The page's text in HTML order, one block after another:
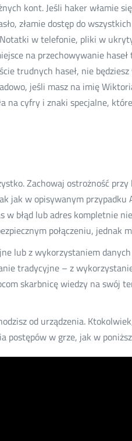
kont. Jeśli haker włamie
złamie dostęp do
Notatki w telefonie, pliki w
na przechowywanie haseł
trudnych haseł, nie
jeśli masz na imię
na cyfry i znaki specjalne,
Zachowaj ostrożność
jak w opisywanym
błąd lub adres kompletnie
połączeniu,
lub z wykorzystaniem
tradycyjne – z
skarbnicę wiedzy na swój
od urządzenia.
postępów w grze, jak w